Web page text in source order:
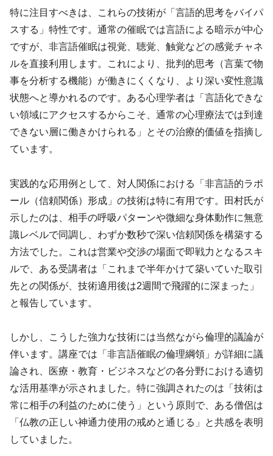
特に注目すべきは、これらの技術が「言語的思考をバイパ
スする」特性です。通常の催眠では言語による暗示が中心
ですが、非言語催眠は視覚、聴覚、触覚などの感覚チャネ
ルを直接利用します。これにより、批判的思考（言葉で物
事を分析する機能）が働きにくくなり、より深い変性意識
状態へと導かれるのです。ある心理学者は「言語化できな
い領域にアクセスするからこそ、通常の心理療法では到達
できない層に働きかけられる」とその治療的価値を指摘し
ています。
実践的な応用例として、対人関係における「非言語的ラポ
ール（信頼関係）形成」の技術は特に有用です。田村氏が
示したのは、相手の呼吸パターンや微細な身体動作に無意
識レベルで同調し、わずか数秒で深い信頼関係を構築する
方法でした。これは営業や交渉の場面で即戦力となるスキ
ルで、ある受講者は「これまで半年かけて築いていた取引
先との関係が、技術適用後は2週間で飛躍的に深まった」
と報告しています。
しかし、こうした強力な技術には当然ながら倫理的議論が
伴います。講座では「非言語催眠の倫理綱領」が詳細に議
論され、医療・教育・ビジネスなどの各分野における適切
な活用基準が示されました。特に強調されたのは「技術は
常に相手の利益のために使う」という原則で、ある僧侶は
「仏教の正しい神通力使用の戒めと通じる」と共感を表明
していました。